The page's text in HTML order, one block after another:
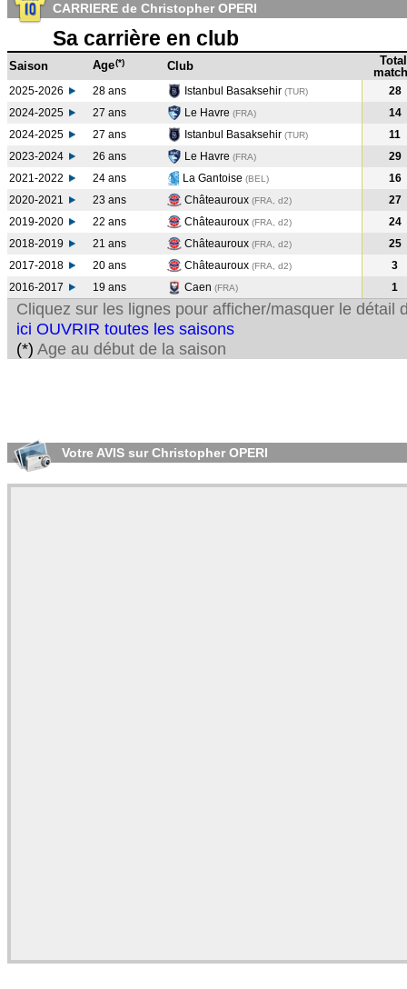
CARRIERE de Christopher OPERI
Sa carrière en club
Saison Age(*) Club
Total
2025-2026 28 ans Istanbul Basaksehir (TUR)
28
2024-2025
27 ans Le Havre (FRA)
14
2024-2025
27 ans Istanbul Basaksehir (TUR)
11
2023-2024
26 ans Le Havre (FRA)
29
2021-2022
24 ans La Gantoise (BEL )
16
2020-2021
23 ans Châteauroux (FRA, d2)
27
2019-2020
22 ans Châteauroux (FRA, d2)
24
2018-2019
21 ans Châteauroux (FRA, d2)
25
2017-2018
20 ans Châteauroux (FRA, d2)
3
2016-2017
19 ans Caen (FRA) 1
Cliquez sur les lignes pour afficher/masquer le détail
ici OUVRIR toutes les saisons
(*) Age au début de la saison
Votre AVIS sur Christopher OPERI